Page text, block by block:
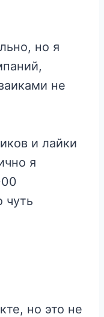
но я
не
и лайки
я
чуть
но это не